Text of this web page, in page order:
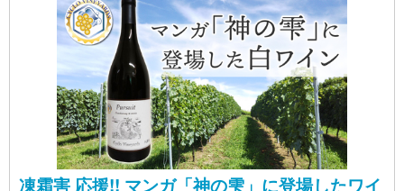
凍霜害 応援!! マンガ「神の雫」に登場したワイ